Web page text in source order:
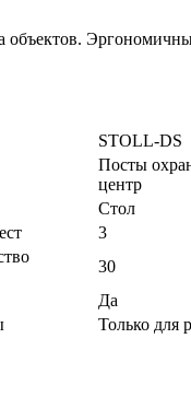
STOLL-DS
Посты
центр
Стол
3
30
Да
Только для